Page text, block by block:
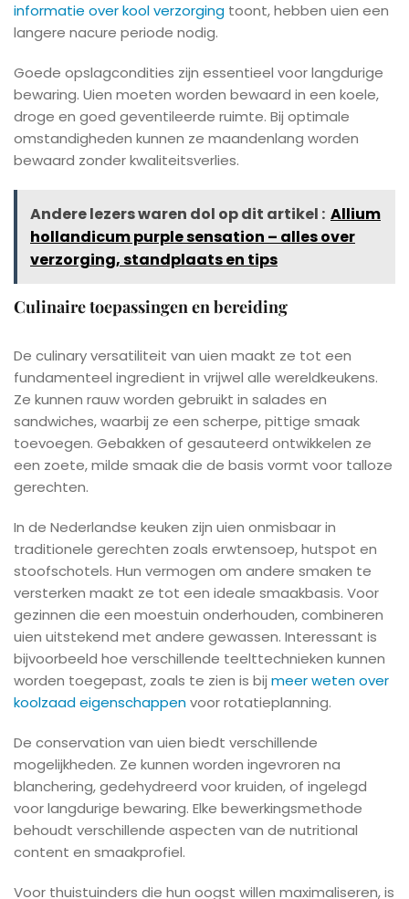
informatie over kool verzorging toont, hebben uien een
langere nacure periode nodig.
Goede opslagcondities zijn essentieel voor langdurige
bewaring. Uien moeten worden bewaard in een koele,
droge en goed geventileerde ruimte. Bij optimale
omstandigheden kunnen ze maandenlang worden
bewaard zonder kwaliteitsverlies.
Andere lezers waren dol op dit artikel : Allium
hollandicum purple sensation – alles over
verzorging, standplaats en tips
Culinaire toepassingen en bereiding
De culinary versatiliteit van uien maakt ze tot een
fundamenteel ingredient in vrijwel alle wereldkeukens.
Ze kunnen rauw worden gebruikt in salades en
sandwiches, waarbij ze een scherpe, pittige smaak
toevoegen. Gebakken of gesauteerd ontwikkelen ze
een zoete, milde smaak die de basis vormt voor talloze
gerechten.
In de Nederlandse keuken zijn uien onmisbaar in
traditionele gerechten zoals erwtensoep, hutspot en
stoofschotels. Hun vermogen om andere smaken te
versterken maakt ze tot een ideale smaakbasis. Voor
gezinnen die een moestuin onderhouden, combineren
uien uitstekend met andere gewassen. Interessant is
bijvoorbeeld hoe verschillende teelttechnieken kunnen
worden toegepast, zoals te zien is bij meer weten over
koolzaad eigenschappenvoor rotatieplanning.
De conservation van uien biedt verschillende
mogelijkheden. Ze kunnen worden ingevroren na
blanchering, gedehydreerd voor kruiden, of ingelegd
voor langdurige bewaring. Elke bewerkingsmethode
behoudt verschillende aspecten van de nutritional
content en smaakprofiel.
Voor thuistuinders die hun oogst willen maximaliseren, is